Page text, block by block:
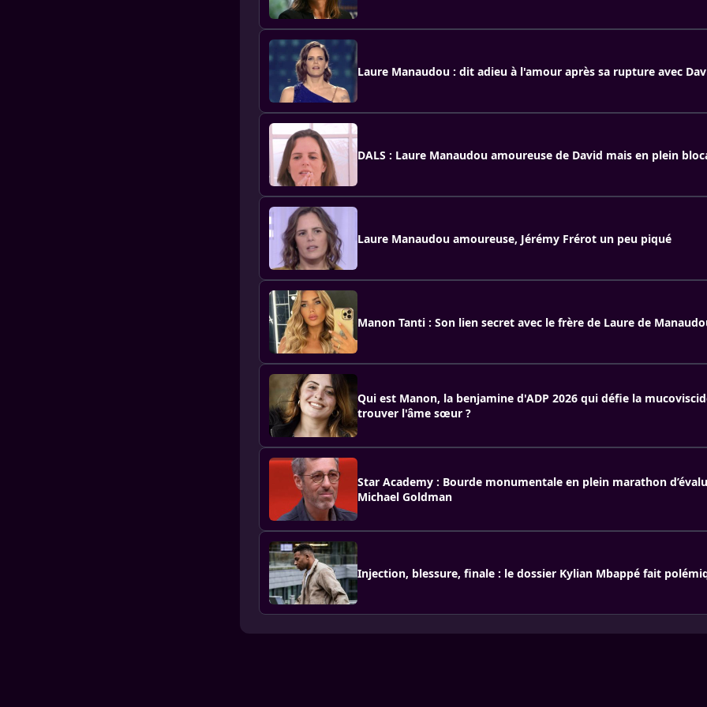
Laure Manaudou : dit adieu à l'amour après sa rupture avec
DALS : Laure Manaudou amoureuse de David mais en plein
Laure Manaudou amoureuse, Jérémy Frérot un peu piqué
Manon Tanti : Son lien secret avec le frère de Laure de
Qui est Manon, la benjamine d'ADP 2026 qui défie la
trouver l'âme sœur ?
Star Academy : Bourde monumentale en plein marathon
Michael Goldman
Injection, blessure, finale : le dossier Kylian Mbappé fait